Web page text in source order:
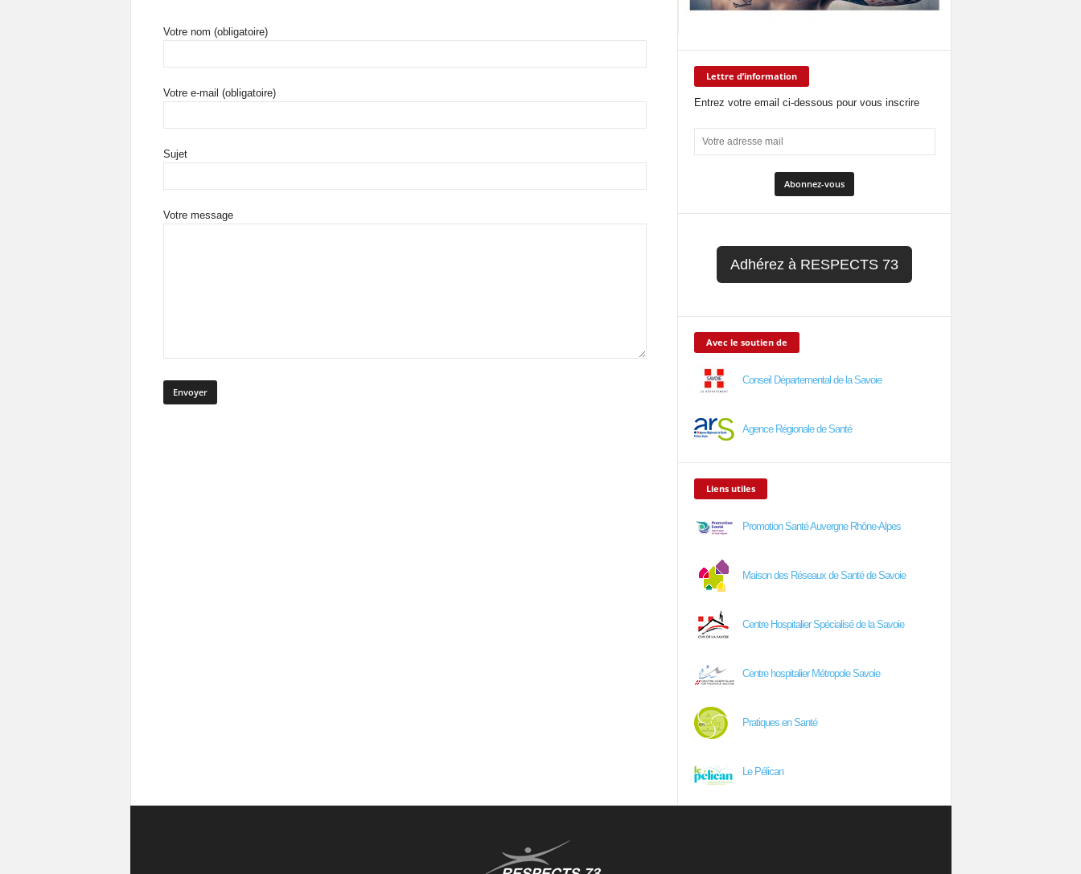
Votre nom (obligatoire)
Votre e-mail (obligatoire)
Sujet
Votre message
Lettre d’information
Entrez votre email ci-dessous pour vous inscrire
Adhérez à RESPECTS 73
Avec le soutien de
Conseil Départemental de la Savoie
Agence Régionale de Santé
Liens utiles
Promotion Santé Auvergne Rhône-Alpes
Maison des Réseaux de Santé de Savoie
Centre Hospitalier Spécialisé de la Savoie
Centre hospitalier Métropole Savoie
Pratiques en Santé
Le Pélican